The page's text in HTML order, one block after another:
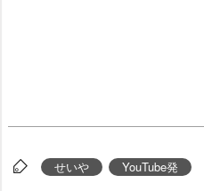
せい YouTube発